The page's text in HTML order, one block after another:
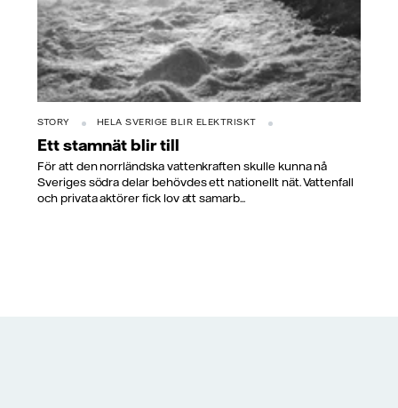
STORY HELA SVERIGE BLIR ELEKTRISKT
Ett stamnät blir till
För att den norrländska vattenkraften skulle kunna nå
Sveriges södra delar behövdes ett nationellt nät. Vattenfall
och privata aktörer fick lov att samarb...